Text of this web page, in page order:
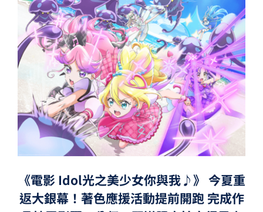
《電影 Idol光之美少女你與我♪》 今夏重
返大銀幕！著色應援活動提前開跑 完成作